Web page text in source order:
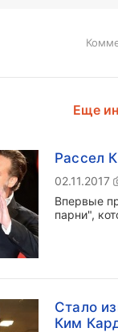
Еще
Рассел
02.11.2017
Впервые
парни",
Стало
Ким